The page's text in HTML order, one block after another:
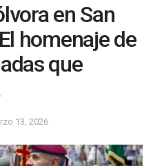
en San
homenaje de
que
13, 2026